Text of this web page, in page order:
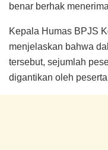
benar berhak
Kepala Humas BPJS
menjelaskan bahwa
tersebut, sejumlah
digantikan oleh